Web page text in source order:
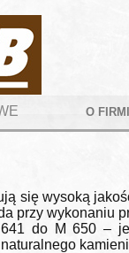
O
się wysoką
przy wykonaniu
do M 650 –